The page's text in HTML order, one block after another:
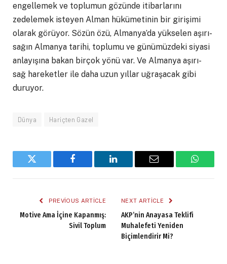
engellemek ve toplumun gözünde itibarlarını
zedelemek isteyen Alman hükümetinin bir girişimi
olarak görüyor. Sözün özü, Almanya’da yükselen aşırı-
sağın Almanya tarihi, toplumu ve günümüzdeki siyasi
anlayışına bakan birçok yönü var. Ve Almanya aşırı-
sağ hareketler ile daha uzun yıllar uğraşacak gibi
duruyor.
Dünya Hariçten Gazel
Twitter Facebook LinkedIn Email
PREVIOUS ARTICLE
Motive Ama İçine Kapanmış:
Sivil Toplum
NEXT ARTICLE
AKP’nin Anayasa Teklifi
Muhalefeti Yeniden
Biçimlendirir Mi?